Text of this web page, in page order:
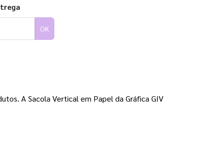
OK
A Sacola Vertical em Papel da Gráfica GIV